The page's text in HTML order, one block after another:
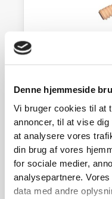
Denne hjemmeside
Vi bruger cookies til at
annoncer, til at vise
at analysere vores
din brug af vores
for sociale medier,
analysepartnere.
data med andre
Honningtyv, træ
25,00kr.
På lager